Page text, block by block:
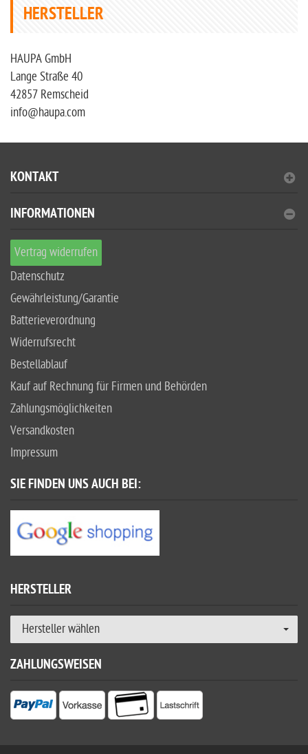
HERSTELLER
HAUPA GmbH
Lange Straße 40
42857 Remscheid
info@haupa.com
KONTAKT
INFORMATIONEN
Vertrag widerrufen
Datenschutz
Gewährleistung/Garantie
Batterieverordnung
Widerrufsrecht
Bestellablauf
Kauf auf Rechnung für Firmen und Behörden
Zahlungsmöglichkeiten
Versandkosten
Impressum
SIE FINDEN UNS AUCH BEI:
HERSTELLER
Hersteller wählen
ZAHLUNGSWEISEN